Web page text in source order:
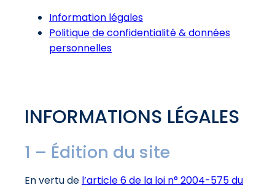
Information légales
Politique de confidentialité & données
personnelles
INFORMATIONS LÉGALES
1 – Édition du site
En vertu de l’article 6 de la loi n° 2004-575 du